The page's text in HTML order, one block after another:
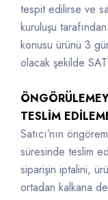
tespit edilirse ve
kuruluşu
konusu ürünü 3
olacak şekilde
TESLİM
Satıcı’nın
süresinde teslim
siparişin iptalini,
ortadan kalkana